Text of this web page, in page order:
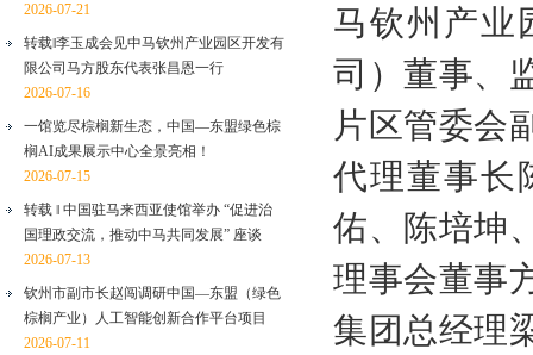
2026-07-21
转载‖李玉成会见中马钦州产业园区开发有
限公司马方股东代表张昌恩一行
2026-07-16
一馆览尽棕榈新生态，中国—东盟绿色棕
榈AI成果展示中心全景亮相！
2026-07-15
转载 ‖ 中国驻马来西亚使馆举办 “促进治
国理政交流，推动中马共同发展” 座谈
2026-07-13
钦州市副市长赵闯调研中国—东盟（绿色
棕榈产业）人工智能创新合作平台项目
2026-07-11
马钦州产业
司）董事、
片区管委会
代理董事长
佑、陈培坤
理事会董事
集团总经理